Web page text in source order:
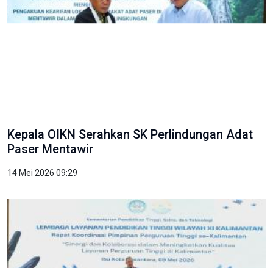
Kepala OIKN Serahkan SK Perlindungan Adat
Paser Mentawir
14 Mei 2026 09:29